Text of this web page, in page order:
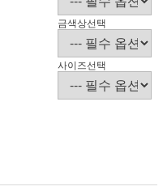
금색상선택
사이즈선택